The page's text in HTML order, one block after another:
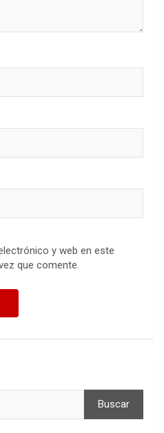
y web en este
que comente.
Buscar